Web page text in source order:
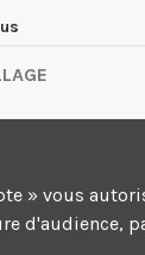
Mai 77183
55
» vous
d'audience,